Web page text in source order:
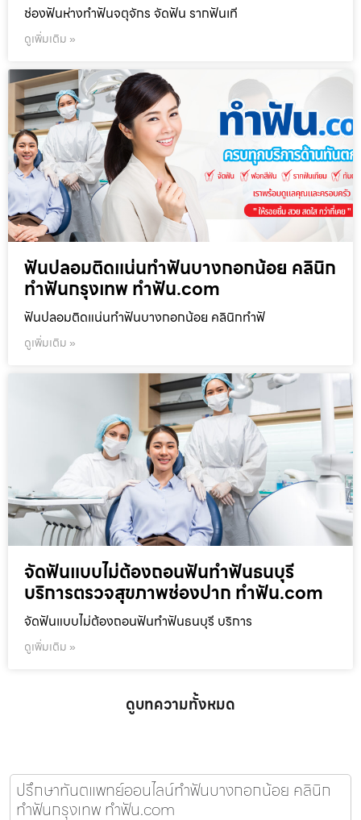
ช่องฟันห่างทำฟันจตุจักร จัดฟัน รากฟันเที
ดูเพิ่มเติม »
ฟันปลอมติดแน่นทำฟันบางกอกน้อย คลินิก
ทำฟันกรุงเทพ ทำฟัน.com
ฟันปลอมติดแน่นทำฟันบางกอกน้อย คลินิกทำฟั
ดูเพิ่มเติม »
จัดฟันแบบไม่ต้องถอนฟันทำฟันธนบุรี
บริการตรวจสุขภาพช่องปาก ทำฟัน.com
จัดฟันแบบไม่ต้องถอนฟันทำฟันธนบุรี บริการ
ดูเพิ่มเติม »
ดูบทความทั้งหมด
ปรึกษาทันตแพทย์ออนไลน์ทำฟันบางกอกน้อย คลินิก
ทำฟันกรุงเทพ ทำฟัน.com